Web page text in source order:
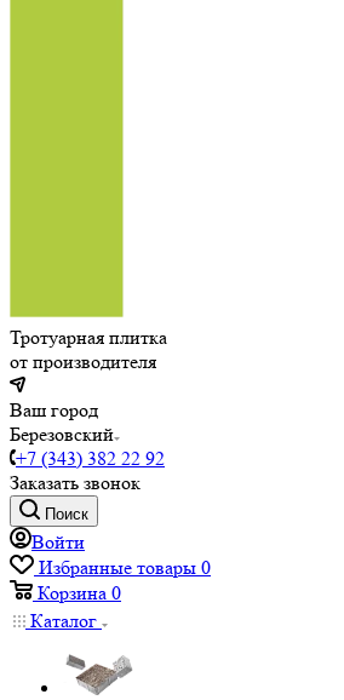
Тротуарная плитка
от производителя
Ваш город
Березовский
+7 (343) 382 22 92
Заказать звонок
Поиск
Войти
Избранные товары 0
Корзина 0
Каталог